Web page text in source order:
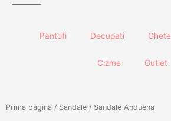
Pantofi Decupati Ghete
Cizme Outlet
Prima pagină / Sandale / Sandale Anduena